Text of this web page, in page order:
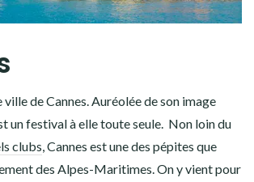
de Cannes. Auréolée de son image
un festival à elle toute seule. Non loin du
clubs , Cannes est une des pépites que
des Alpes-Maritimes. On y vient pour